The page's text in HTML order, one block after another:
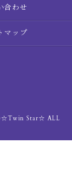
合わせ
マップ
☆Twin Star☆ ALL